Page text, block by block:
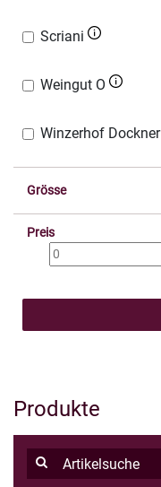
Scriani
Weingut O
Winzerhof Dockner
Grösse
Preis
Produkte